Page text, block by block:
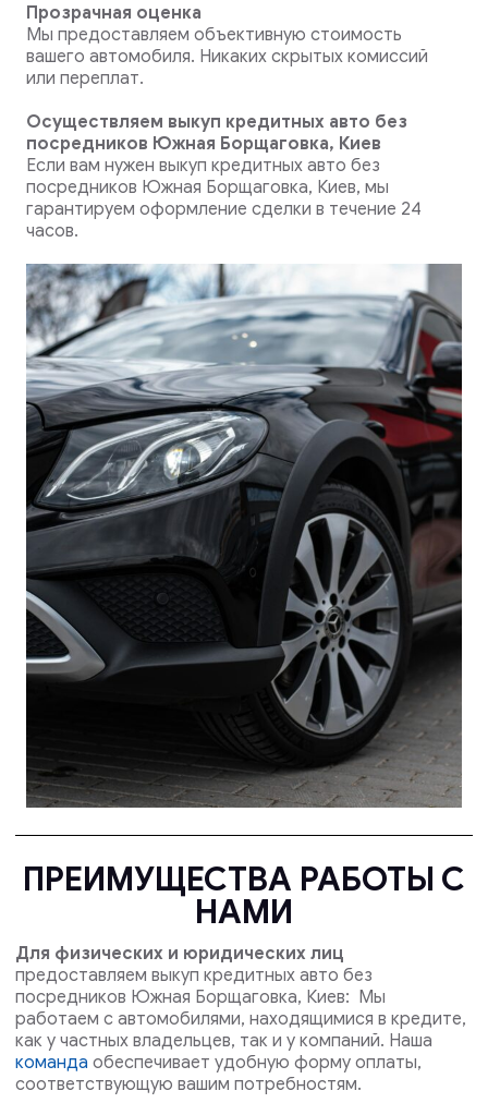
Прозрачная оценка
Мы предоставляем объективную стоимость
вашего автомобиля. Никаких скрытых комиссий
или переплат.
Осуществляем выкуп кредитных авто без
посредников Южная Борщаговка, Киев
Если вам нужен выкуп кредитных авто без
посредников Южная Борщаговка, Киев, мы
гарантируем оформление сделки в течение 24
часов.
ПРЕИМУЩЕСТВА РАБОТЫ С
НАМИ
Для физических и юридических лиц
предоставляем выкуп кредитных авто без
посредников Южная Борщаговка, Киев: Мы
работаем с автомобилями, находящимися в кредите,
как у частных владельцев, так и у компаний. Наша
командаобеспечивает удобную форму оплаты,
соответствующую вашим потребностям.